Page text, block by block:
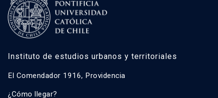
Instituto de estudios urbanos y territoriales
El Comendador 1916, Providencia
¿Cómo llegar?